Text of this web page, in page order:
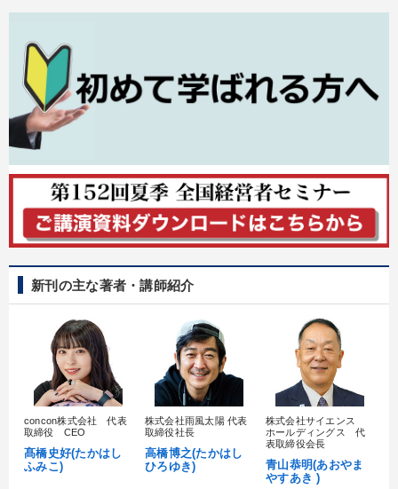
新事業・新商品づくり
業績を伸ばしたい 組織を強化したい
財務・数字力の向上
キーワード
賃金制度 プレゼン スポーツ関係 早わかり
※「更新」を押すと「カテゴリー」「目的別」「キーワード」を更新いただけます。
タグから探す refresh 更新する
すべての音声・動画（全2076タイトル）からお探しいただけます
タグ・キーワード
トレンド
新刊の主な著者・講師紹介
concon株式会社 代表
取締役 CEO
髙橋史好(たかはし
ふみこ)
株式会社雨風太陽 代表
取締役社長
高橋博之(たかはし
ひろゆき)
株式会社サイエンス
ホールディングス 代
表取締役会長
青山恭明(あおやま
やすあき )